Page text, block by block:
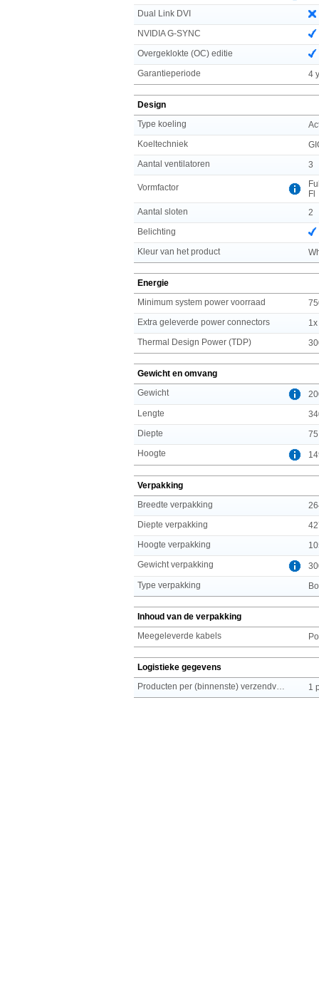
Dual Link DVI
NVIDIA G-SYNC
Overgeklokte (OC) editie
Garantieperiode
4
Design
Type koeling
Koeltechniek
Aantal ventilatoren
3
Vormfactor
Fl
Aantal sloten
2
Belichting
Kleur van het product
Energie
Minimum system power voorraad
Extra geleverde power connectors
Thermal Design Power (TDP)
Gewicht en omvang
Gewicht
Lengte
Diepte
Hoogte
Verpakking
Breedte verpakking
Diepte verpakking
Hoogte verpakking
Gewicht verpakking
Type verpakking
Inhoud van de verpakking
Meegeleverde kabels
Logistieke gegevens
1